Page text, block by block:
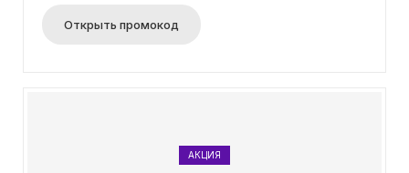
специальной акции не начисляются. Сумма
покупки засчитывается на вашу бонусную карту.
Открыть промокод
АКЦИЯ